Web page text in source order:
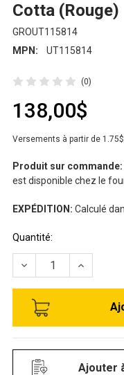
Cotta (Rouge)
GROUT115814
MPN:
UT115814
(0)
138,00$
Versements à partir de
Produit sur commande:
est disponible chez le
EXPÉDITION: Calculé
Stock
disponible:
Quantité:
RÉDUIRE LA
Ajouter